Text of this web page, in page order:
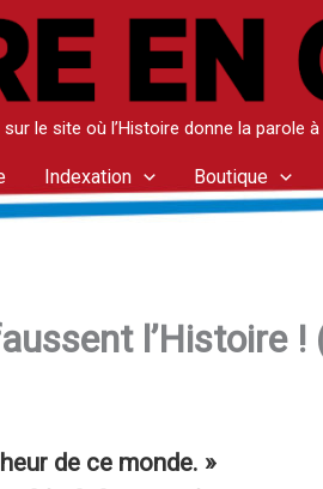
sur le site où l’Histoire donne la parole
Indexation Boutique
l’Histoire !
de ce monde. »